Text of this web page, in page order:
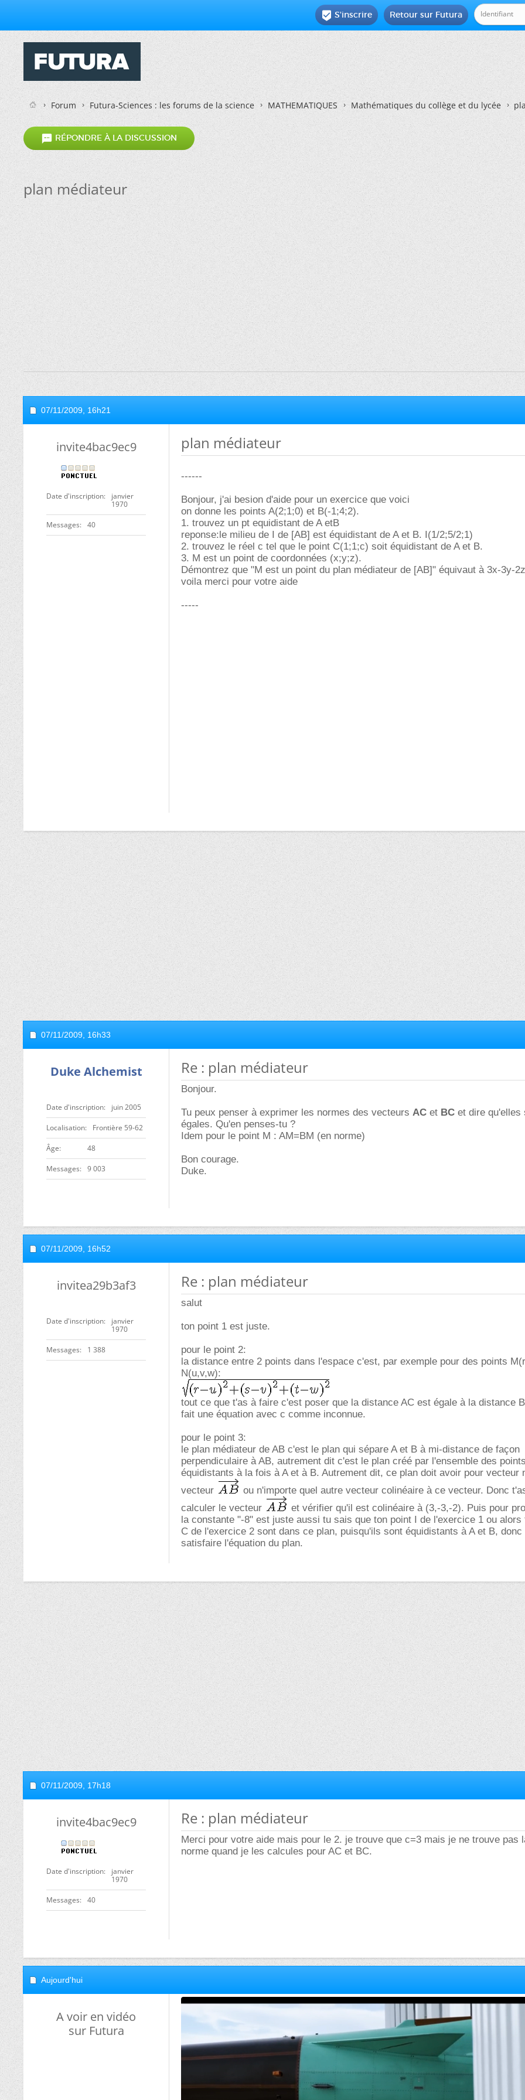
Retour sur Futura
 S'inscrire
Forum Futura-Sciences : les forums de la science MATHEMATIQUES Mathématiques du collège et du lycée
 RÉPONDRE À LA DISCUSSION
plan médiateur
07/11/2009, 16h21
invite4bac9ec9
Date d'inscription
janvier
1970
Messages 40
plan médiateur
------
Bonjour, j'ai besion d'aide pour un exercice que voici
on donne les points A(2;1;0) et B(-1;4;2).
1. trouvez un pt equidistant de A etB
reponse:le milieu de I de [AB] est équidistant de A et B. I(1/2;5/2;1)
2. trouvez le réel c tel que le point C(1;1;c) soit équidistant de A et B.
3. M est un point de coordonnées (x;y;z).
Démontrez que "M est un point du plan médiateur de [AB]" équivaut à 3x-3y-
voila merci pour votre aide
-----
07/11/2009, 16h33
Duke Alchemist
Date d'inscription juin 2005
Localisation Frontière 59-62
ge 48
Messages 9 003
Re : plan médiateur
Bonjour.
Tu peux penser à exprimer les normes des vecteurs AC et BC et dire qu'elles
égales. Qu'en penses-tu ?
Idem pour le point M : AM=BM (en norme)
Bon courage.
Duke.
07/11/2009, 16h52
invitea29b3af3
Date d'inscription
janvier
1970
Messages 1 388
Re : plan médiateur
salut
ton point 1 est juste.
pour le point 2:
la distance entre 2 points dans l'espace c'est, par exemple pour des points
N(u,v,w):
tout ce que t'as à faire c'est poser que la distance AC est égale à la distance
fait une équation avec c comme inconnue.
pour le point 3:
le plan médiateur de AB c'est le plan qui sépare A et B à mi-distance de façon
perpendiculaire à AB, autrement dit c'est le plan créé par l'ensemble des
équidistants à la fois à A et à B. Autrement dit, ce plan doit avoir pour vecteur
vecteur
ou n'importe quel autre vecteur colinéaire à ce vecteur. Donc
calculer le vecteur
et vérifier qu'il est colinéaire à (3,-3,-2). Puis pour
la constante "-8" est juste aussi tu sais que ton point I de l'exercice 1 ou alors
C de l'exercice 2 sont dans ce plan, puisqu'ils sont équidistants à A et B,
satisfaire l'équation du plan.
07/11/2009, 17h18
invite4bac9ec9
Date d'inscription
janvier
1970
Messages 40
Re : plan médiateur
Merci pour votre aide mais pour le 2. je trouve que c=3 mais je ne trouve pas
norme quand je les calcules pour AC et BC.
Aujourd'hui
A voir en vidéo
sur Futura